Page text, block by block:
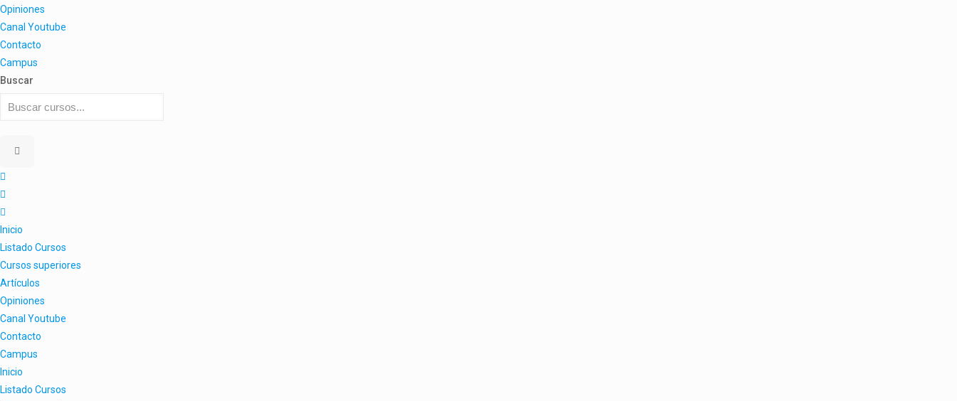
Opiniones
Canal Youtube
Contacto
Campus
Buscar
Inicio
Listado Cursos
Cursos superiores
Artículos
Opiniones
Canal Youtube
Contacto
Campus
Inicio
Listado Cursos